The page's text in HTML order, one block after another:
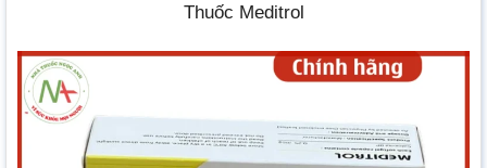
Thuốc Meditrol